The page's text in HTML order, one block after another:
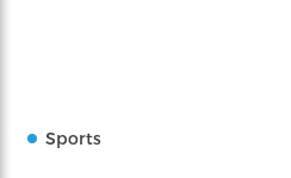
Sports